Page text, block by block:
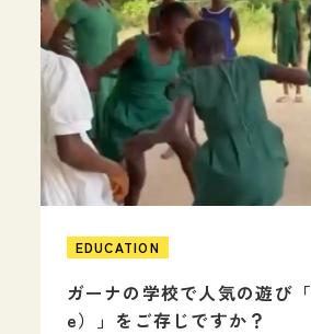
EDUCATION
ガーナの学校で人気の遊び
e）」をご存じですか？